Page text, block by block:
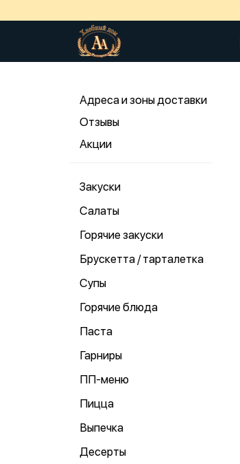
Адреса и зоны доставки
Отзывы
Акции
Закуски
Салаты
Горячие закуски
Брускетта / тарталетка
Супы
Горячие блюда
Паста
Гарниры
ПП-меню
Пицца
Выпечка
Десерты